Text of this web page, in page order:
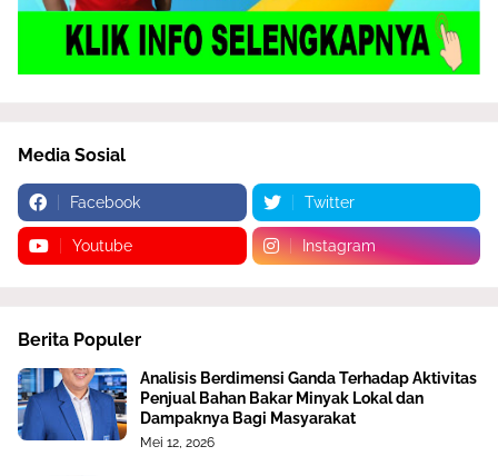
Media Sosial
Facebook Twitter
Youtube Instagram
Berita Populer
Analisis Berdimensi Ganda Terhadap Aktivitas
Penjual Bahan Bakar Minyak Lokal dan
Dampaknya Bagi Masyarakat
Mei 12, 2026